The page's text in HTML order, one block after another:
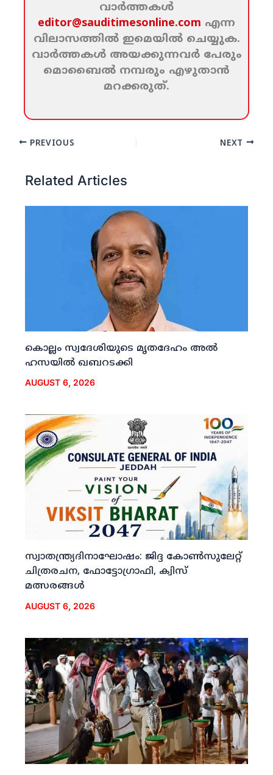
വാര്‍ത്തകള്‍
editor@sauditimesonline.com എന്ന
വിലാസത്തില്‍ ഇമെയില്‍ ചെയ്യുക.
വാര്‍ത്തകള്‍ അയക്കുന്നവര്‍ പേരും
മൊബൈല്‍ നമ്പരും എഴുതാന്‍
മറക്കരുത്‌.
PREVIOUS NEXT
Related Articles
കൊല്ലം സ്വദേശിയുടെ മൃതദേഹം അല്‍
ഹസയില്‍ ഖബറടക്കി
AUGUST 6, 2026
സ്വാതന്ത്ര്യദിനാഘോഷം: ജിദ്ദ കോണ്‍സുലേറ്റ്
ചിത്രരചന, ഫോട്ടോഗ്രാഫി, ക്വിസ്
മത്സരങ്ങള്‍
AUGUST 6, 2026